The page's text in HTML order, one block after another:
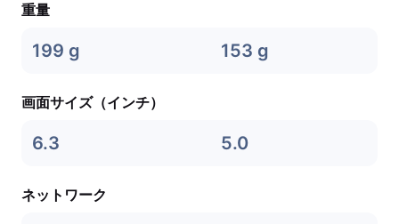
重量
199 g 153 g
画面サイズ（インチ）
6.3 5.0
ネットワーク